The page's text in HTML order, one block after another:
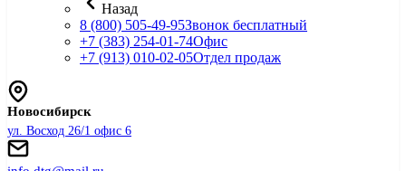
Назад
8 (800) 505-49-95Звонок бесплатный
+7 (383) 254-01-74Офис
+7 (913) 010-02-05Отдел продаж
Новосибирск
ул. Восход 26/1 офис 6